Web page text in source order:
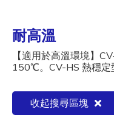
耐高溫
【適用於高溫環境】
150℃。CV-HS 熱穩定
收起搜尋區塊